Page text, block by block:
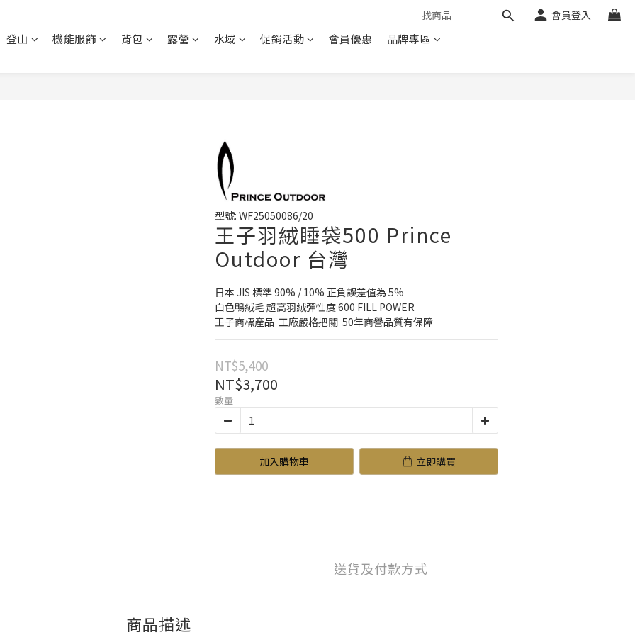
會員登入
登山 機能服飾 背包 露營 水域 促銷活動 會員優惠 品牌專區
型號: WF25050086/20
王子羽絨睡袋500 Prince
Outdoor 台灣
日本 JIS 標準 90% / 10% 正負誤差值為 5%
白色鴨絨毛 超高羽絨彈性度 600 FILL POWER
王子商標產品  工廠嚴格把關  50年商譽品質有保障
NT$5,400
NT$3,700
數量
加入購物車 立即購買
送貨及付款方式
商品描述